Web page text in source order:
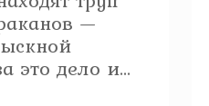
—
это дело и...